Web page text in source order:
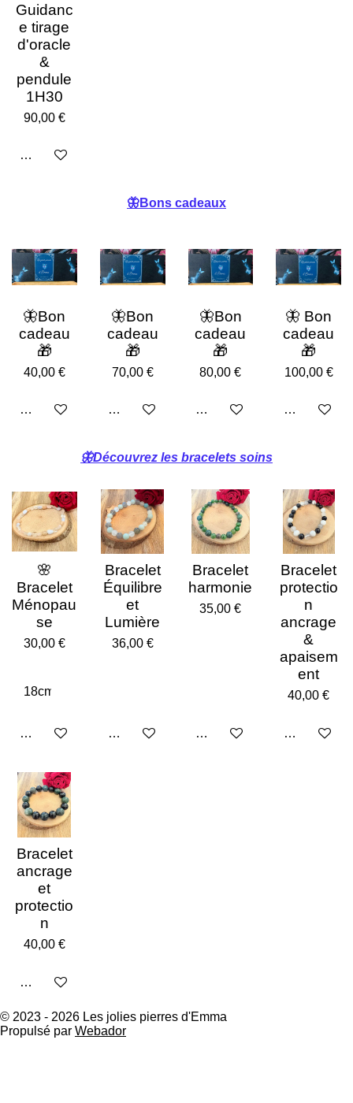
Guidanc
e tirage
d'oracle
&
pendule
1H30
90,00 €
Ajouter au panier
🦋Bons cadeaux
🦋Bon
cadeau
🎁
40,00 €
Ajouter au panier
🦋Bon
cadeau
🎁
70,00 €
Ajouter au panier
🦋Bon
cadeau
🎁
80,00 €
Ajouter au panier
🦋 Bon
cadeau
🎁
100,00 €
Ajouter au
🦋Découvrez les bracelets soins
🌸
Bracelet
Ménopau
se
30,00 €
Ajouter au panier
Bracelet
Équilibre
et
Lumière
36,00 €
Ajouter au panier
Bracelet
harmonie
35,00 €
Ajouter au panier
Bracelet
protectio
n
ancrage
&
apaisem
ent
40,00 €
Ajouter au
Bracelet
ancrage
et
protectio
n
40,00 €
Ajouter au panier
© 2023 - 2026 Les jolies pierres d'Emma
Propulsé par Webador